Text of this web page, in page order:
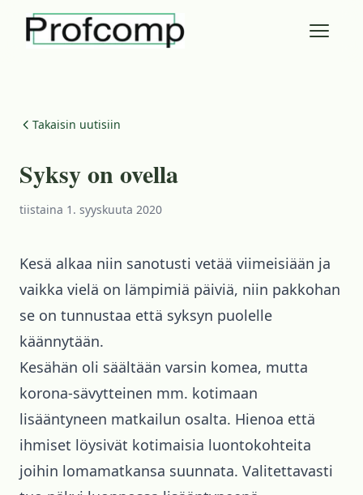
Takaisin uutisiin
Syksy on ovella
tiistaina 1. syyskuuta 2020
Kesä alkaa niin sanotusti vetää viimeisiään ja
vaikka vielä on lämpimiä päiviä, niin pakkohan
se on tunnustaa että syksyn puolelle
käännytään.
Kesähän oli säältään varsin komea, mutta
korona-sävytteinen mm. kotimaan
lisääntyneen matkailun osalta. Hienoa että
ihmiset löysivät kotimaisia luontokohteita
joihin lomamatkansa suunnata. Valitettavasti